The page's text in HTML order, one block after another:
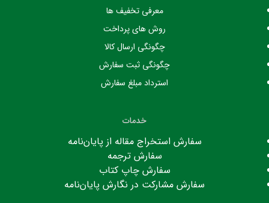
معرفی تخفیف ها
روش های پرداخت
چگونگی ارسال کالا
چگونگی ثبت سفارش
استرداد مبلغ سفارش
خدمات
سفارش استخراج مقاله از پایان‌نامه
سفارش ترجمه
سفارش چاپ کتاب
سفارش مشارکت در نگارش پایان‌نامه